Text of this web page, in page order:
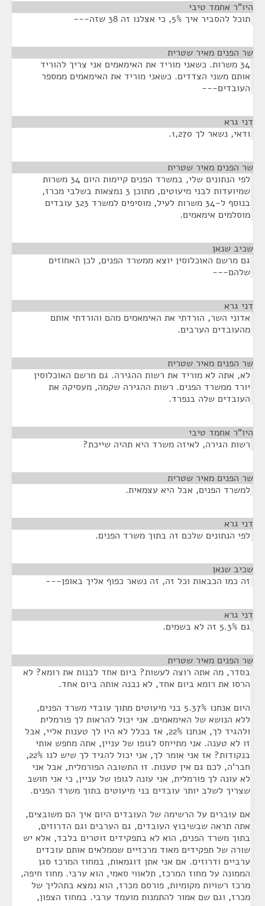
היו"ר אחמד טיבי
תוכל להסביר איך 5%, כי אצלנו זה 38 שזה---
שר הפנים מאיר שטרית
34 משרות. כשאני מוריד את האימאמים אני צריך להוריד
אותם משני הצדדים. כשאני מוריד את האימאמים ממספר
העובדים---
דני גרא
ודאי, נשאר לך 1,270.
שר הפנים מאיר שטרית
לפי הנתונים שלי, במשרד הפנים קיימות היום 34 משרות
שמיועדות לבני מיעוטים, מתוכן 3 נמצאות בשלבי מכרז,
בנוסף ל-34 משרות לעיל, מוסיפים למשרד 323 עובדים
מוסלמים אימאמים.
שכיב שנאן
גם מרשם האוכלוסין יוצא ממשרד הפנים, לכן האחוזים
שלהם---
דני גרא
אדוני השר, הורדתי את האימאמים מהם והורדתי אותם
מהעובדים הערבים.
שר הפנים מאיר שטרית
לא, אתה לא מוריד את רשות ההגירה. גם מרשם האוכלוסין
יורד ממשרד הפנים. רשות ההגירה שקמה, מעסיקה את
העובדים שלה בנפרד.
היו"ר אחמד טיבי
רשות הגירה, לאיזה משרד היא תהיה שייכת?
שר הפנים מאיר שטרית
למשרד הפנים, אבל היא עצמאית.
דני גרא
לפי הנתונים שלכם זה בתוך משרד הפנים.
שכיב שנאן
זה כמו הכבאות וכל זה, זה נשאר כפוף אליך באופן---
דני גרא
גם 5.3% זה לא בשמים.
שר הפנים מאיר שטרית
בסדר, מה אתה רוצה לעשות? ביום אחד לבנות את רומא? לא
הרסו את רומא ביום אחד, לא נבנה אותה ביום אחד.
היום אנחנו 5.37% בני מיעוטים מתוך עובדי משרד הפנים,
ללא הנושא של האימאמים. אני יכול להראות לך פורמלית
ולהגיד לך, אנחנו 22%, אז בכלל לא היו לך טענות אליי, אבל
זו לא טענה. אני מתייחס לגופו של עניין, אתה מחפש אותי
בנקודות? אז אני אומר לך, אני יכול להגיד לך שיש לנו 22%,
חבר'ה, לכם גם אין טענות. זו התשובה הפורמלית, אבל אני
לא עונה לך פורמלית, אני עונה לגופו של עניין, כי אני חושב
שצריך לשלב יותר עובדים בני מיעוטים בתוך משרד הפנים.
אם עוברים על הרשימה של העובדים היום איך הם משובצים,
אתה תראה שבשיבוץ העובדים, גם הערבים וגם הדרוזים,
בתוך משרד הפנים, הוא לא בתפקידים זוטרים בלבד, אלא יש
שורה של תפקידים מאוד מרכזיים שממלאים אותם עובדים
ערביים ודרוזים. אם אני אתן דוגמאות, במחוז המרכז סגן
הממונה על מחוז המרכז, תלאווי סאמי, הוא ערבי. מחוז חיפה,
מרכז רשויות מקומיות, פורסם מכרז, הוא נמצא בתהליך של
מכרז, וגם שם אמור להתמנות מועמד ערבי. במחוז הצפון,